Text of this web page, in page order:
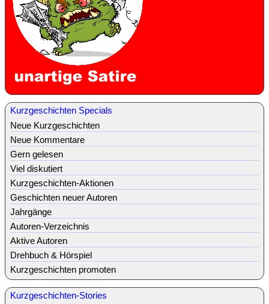
Kurzgeschichten Specials
Neue Kurzgeschichten
Neue Kommentare
Gern gelesen
Viel diskutiert
Kurzgeschichten-Aktionen
Geschichten neuer Autoren
Jahrgänge
Autoren-Verzeichnis
Aktive Autoren
Drehbuch & Hörspiel
Kurzgeschichten promoten
Kurzgeschichten-Stories